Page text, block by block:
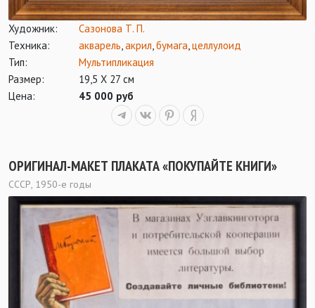
Художник:
Сазонова Т. П.
Техника:
акварель акрил бумага целлулоид
Тип:
Мультипликация
Размер:
19,5 Х 27 см
Цена:
45 000 руб
ОРИГИНАЛ-МАКЕТ ПЛАКАТА «ПОКУПАЙТЕ КНИГИ»
СССР, 1950-е годы